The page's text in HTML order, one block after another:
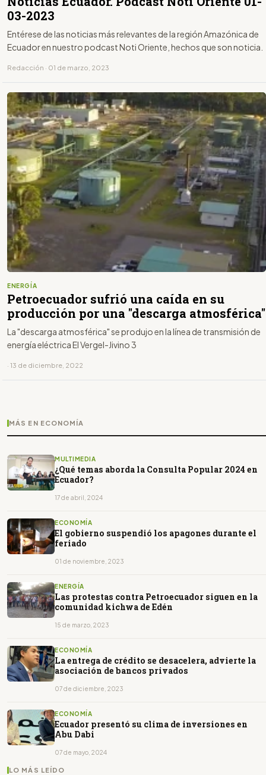
03-2023
Entérese de las noticias más relevantes de la región Amazónica de
Ecuador en nuestro podcast Noti Oriente, hechos que son noticia.
Redacción · 01 de marzo, 2023
ENERGÍA
Petroecuador sufrió una caída en su
producción por una "descarga atmosférica"
La "descarga atmosférica" se produjo en la línea de transmisión de
energía eléctrica El Vergel-Jivino 3
· 13 de diciembre, 2022
MÁS EN ECONOMÍA
MULTIMEDIA
¿Qué temas aborda la Consulta Popular 2024 en
Ecuador?
17 de abril, 2024
ECONOMÍA
El gobierno suspendió los apagones durante el
feriado
01 de noviembre, 2023
ENERGÍA
Las protestas contra Petroecuador siguen en la
comunidad kichwa de Edén
15 de marzo, 2023
ECONOMÍA
La entrega de crédito se desacelera, advierte la
asociación de bancos privados
07 de diciembre, 2023
ECONOMÍA
Ecuador presentó su clima de inversiones en
Abu Dabi
07 de mayo, 2024
LO MÁS LEÍDO